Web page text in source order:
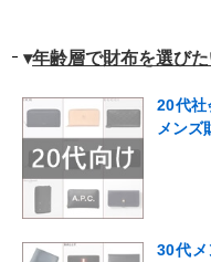
▾年齢層で財布を選び
20代社
メンズ
30代メ